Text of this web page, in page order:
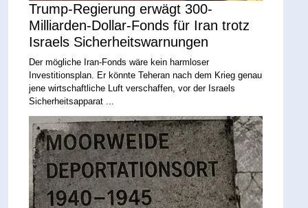
Trump-Regierung erwägt 300-
Milliarden-Dollar-Fonds für Iran trotz
Israels Sicherheitswarnungen
Der mögliche Iran-Fonds wäre kein harmloser
Investitionsplan. Er könnte Teheran nach dem Krieg genau
jene wirtschaftliche Luft verschaffen, vor der Israels
Sicherheitsapparat ...